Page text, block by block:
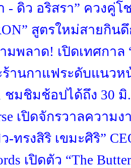
- ดิว อริสรา” ควงคู่โ
สูตรใหม่สายกิน
พลาด! เปิดเทศกาล
ร้านกาแฟระดับแนว
ชมชิมช้อปได้ถึง 30 มิ
เปิดจักรวาลความ
-ทรงสิริ เขมะศิริ”
เปิดตัว “The